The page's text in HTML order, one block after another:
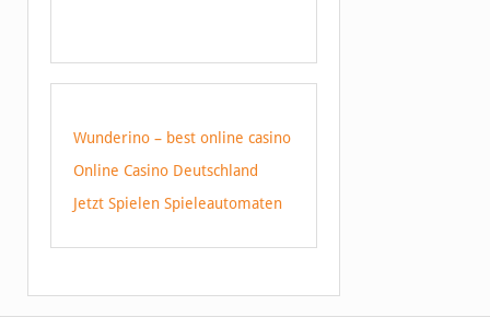
Wunderino – best online casino
Online Casino Deutschland
Jetzt Spielen Spieleautomaten